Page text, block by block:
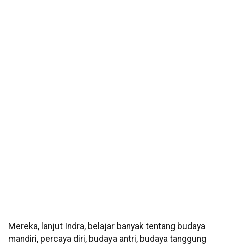
Mereka, lanjut Indra, belajar banyak tentang budaya
mandiri, percaya diri, budaya antri, budaya tanggung